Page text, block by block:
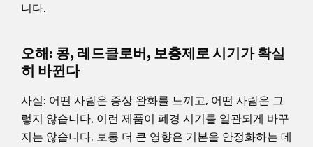
니다.
오해: 콩, 레드클로버, 보충제로 시기가 확실
히 바뀐다
사실: 어떤 사람은 증상 완화를 느끼고, 어떤 사람은 그
렇지 않습니다. 이런 제품이 폐경 시기를 일관되게 바꾸
지는 않습니다. 보통 더 큰 영향은 기본을 안정화하는 데